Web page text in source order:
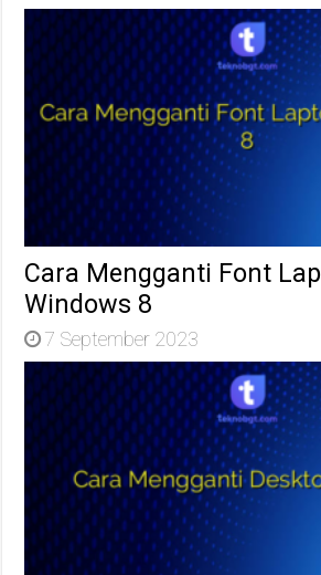
Cara Mengganti Font
Windows 8
7 September 2023